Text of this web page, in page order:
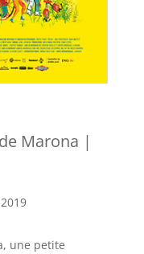
Marona |
une petite